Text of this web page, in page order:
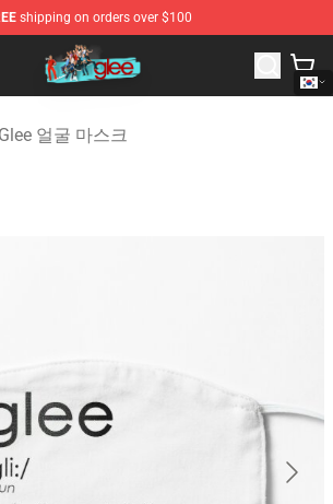
shipping on orders over $100
Glee Merchandise Shop
Glee 얼굴 마스크